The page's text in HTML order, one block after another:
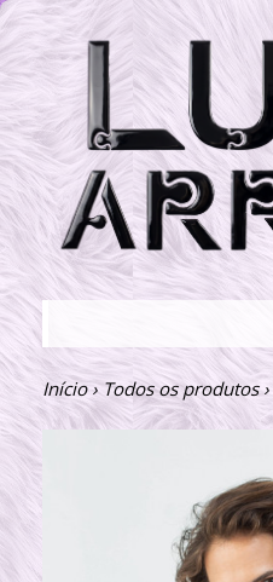
Início › Todos os produtos ›